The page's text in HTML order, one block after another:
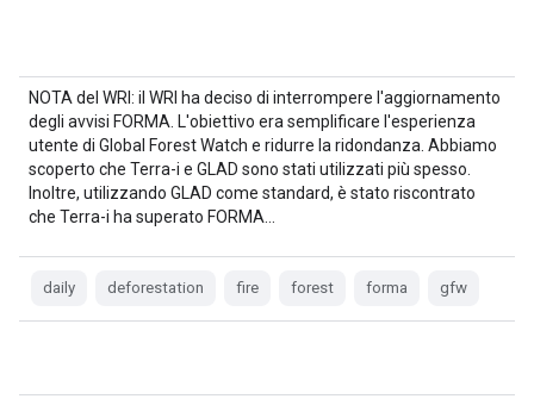
NOTA del WRI: il WRI ha deciso di interrompere l'aggiornamento
degli avvisi FORMA. L'obiettivo era semplificare l'esperienza
utente di Global Forest Watch e ridurre la ridondanza. Abbiamo
scoperto che Terra-i e GLAD sono stati utilizzati più spesso.
Inoltre, utilizzando GLAD come standard, è stato riscontrato
che Terra-i ha superato FORMA…
daily deforestation fire forest forma gfw